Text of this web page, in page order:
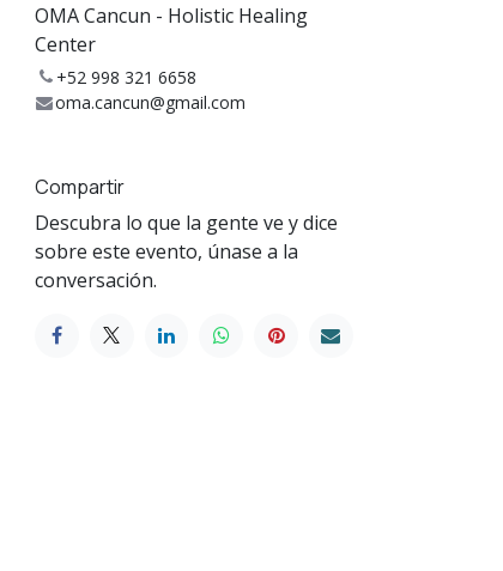
OMA Cancun - Holistic Healing
Center
+52 998 321 6658
oma.cancun@gmail.com
Compartir
Descubra lo que la gente ve y dice
sobre este evento, únase a la
conversación.